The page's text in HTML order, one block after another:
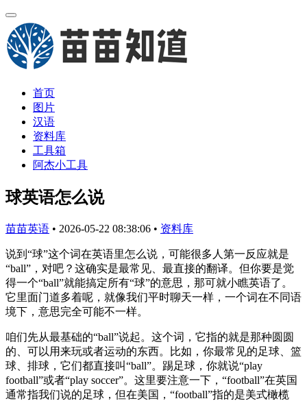
首页
图片
汉语
资料库
工具箱
阿杰小工具
球英语怎么说
苗苗英语 • 2026-05-22 08:38:06 • 资料库
说到“球”这个词在英语里怎么说，可能很多人第一反应就是
“ball”，对吧？这确实是最常见、最直接的翻译。但你要是觉
得一个“ball”就能搞定所有“球”的意思，那可就小瞧英语了。
它里面门道多着呢，就像我们平时聊天一样，一个词在不同语
境下，意思完全可能不一样。
咱们先从最基础的“ball”说起。这个词，它指的就是那种圆圆
的、可以用来玩或者运动的东西。比如，你最常见的足球、篮
球、排球，它们都直接叫“ball”。踢足球，你就说“play
football”或者“play soccer”。这里要注意一下，“football”在英国
通常指我们说的足球，但在美国，“football”指的是美式橄榄